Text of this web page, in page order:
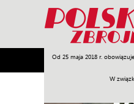
Od 25 maja 2018 r.
W
Armia Poligon